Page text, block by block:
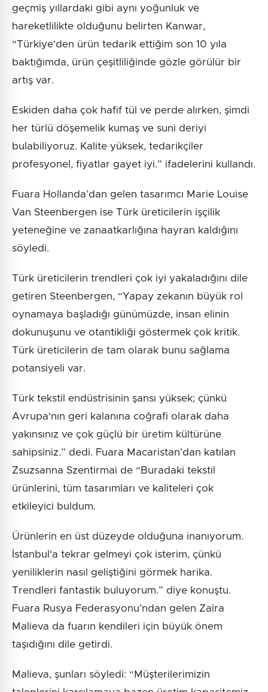
geçmiş yıllardaki gibi aynı yoğunluk ve
hareketlilikte olduğunu belirten Kanwar,
“Türkiye'den ürün tedarik ettiğim son 10 yıla
baktığımda, ürün çeşitliliğinde gözle görülür bir
artış var.
Eskiden daha çok hafif tül ve perde alırken, şimdi
her türlü döşemelik kumaş ve suni deriyi
bulabiliyoruz. Kalite yüksek, tedarikçiler
profesyonel, fiyatlar gayet iyi.” ifadelerini kullandı.
Fuara Hollanda’dan gelen tasarımcı Marie Louise
Van Steenbergen ise Türk üreticilerin işçilik
yeteneğine ve zanaatkarlığına hayran kaldığını
söyledi.
Türk üreticilerin trendleri çok iyi yakaladığını dile
getiren Steenbergen, “Yapay zekanın büyük rol
oynamaya başladığı günümüzde, insan elinin
dokunuşunu ve otantikliği göstermek çok kritik.
Türk üreticilerin de tam olarak bunu sağlama
potansiyeli var.
Türk tekstil endüstrisinin şansı yüksek; çünkü
Avrupa'nın geri kalanına coğrafi olarak daha
yakınsınız ve çok güçlü bir üretim kültürüne
sahipsiniz.” dedi. Fuara Macaristan’dan katılan
Zsuzsanna Szentirmai de “Buradaki tekstil
ürünlerini, tüm tasarımları ve kaliteleri çok
etkileyici buldum.
Ürünlerin en üst düzeyde olduğuna inanıyorum.
İstanbul'a tekrar gelmeyi çok isterim, çünkü
yeniliklerin nasıl geliştiğini görmek harika.
Trendleri fantastik buluyorum.” diye konuştu.
Fuara Rusya Federasyonu’ndan gelen Zaira
Malieva da fuarın kendileri için büyük önem
taşıdığını dile getirdi.
Malieva, şunları söyledi: “Müşterilerimizin